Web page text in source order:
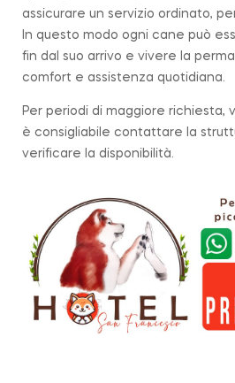
assicurare un servizio ordinato,
In questo modo ogni cane può
fin dal suo arrivo e vivere la
comfort e assistenza quotidiana.
Per periodi di maggiore richiesta,
è consigliabile contattare la
verificare la disponibilità.